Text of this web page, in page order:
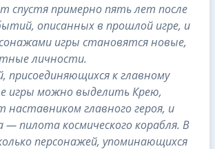
спустя примерно пять лет после
описанных в прошлой игре, и
игры становятся новые,
личности.
присоединяющихся к главному
игры можно выделить Крею,
наставником главного героя, и
пилота космического корабля. В
персонажей, упоминающихся